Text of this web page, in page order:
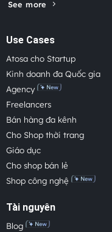
See more
Use Cases
Atosa cho Startup
Kinh doanh đa Quốc gia
Agency
Freelancers
Bán hàng đa kênh
Cho Shop thời trang
Giáo dục
Cho shop bán lẻ
Shop công nghệ
Tài nguyên
Blog